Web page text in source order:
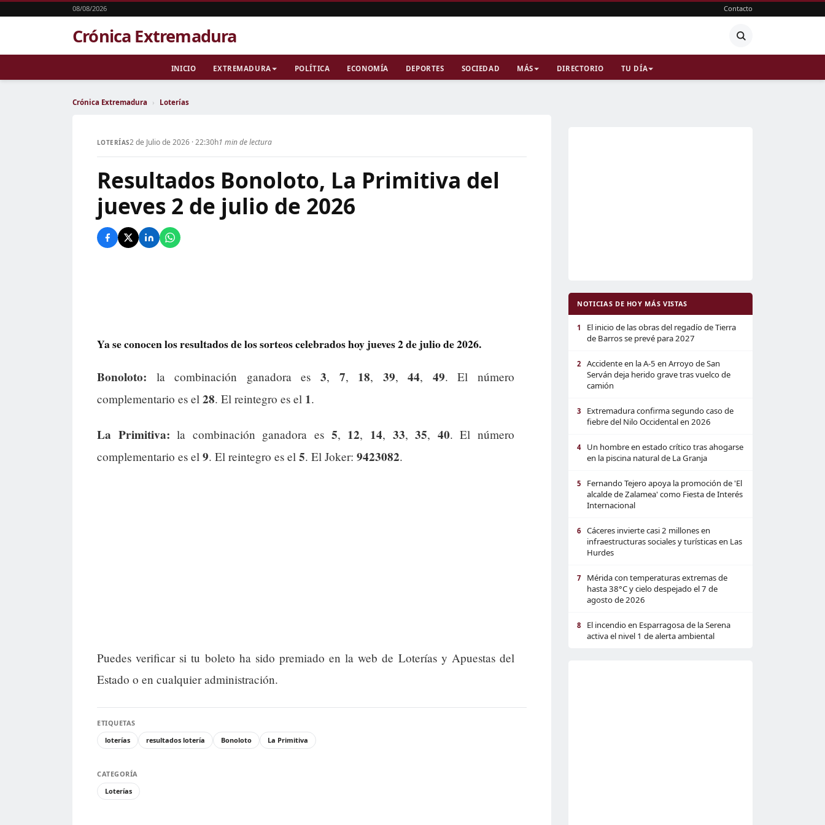
08/08/2026 Contacto
Crónica Extremadura
INICIO EXTREMADURA POLÍTICA ECONOMÍA DEPORTES SOCIEDAD MÁS DIRECTORIO TU DÍA
Crónica Extremadura › Loterías
LOTERÍAS2 de Julio de 2026 · 22:30h1 min de lectura
Resultados Bonoloto, La Primitiva del
jueves 2 de julio de 2026
Ya se conocen los resultados de los sorteos celebrados hoy jueves 2 de julio de 2026.
Bonoloto: la combinación ganadora es 3, 7, 18, 39,44, 49. El número
complementario es el 28. El reintegro es el 1.
La Primitiva: la combinación ganadora es 5, 12, 14, 33,35, 40. El número
complementario es el 9. El reintegro es el 5. El Joker: 9423082.
Puedes verificar si tu boleto ha sido premiado en la web de Loterías y Apuestas del
Estado o en cualquier administración.
ETIQUETAS
loterías
resultados lotería Bonoloto La Primitiva
CATEGORÍA
Loterías
NOTICIAS DE HOY MÁS VISTAS
1
El inicio de las obras del regadío de Tierra
de Barros se prevé para 2027
2
Accidente en la A-5 en Arroyo de San
Serván deja herido grave tras vuelco de
camión
3
Extremadura confirma segundo caso de
fiebre del Nilo Occidental en 2026
4
Un hombre en estado crítico tras ahogarse
en la piscina natural de La Granja
5
Fernando Tejero apoya la promoción de 'El
alcalde de Zalamea' como Fiesta de Interés
Internacional
6
Cáceres invierte casi 2 millones en
infraestructuras sociales y turísticas en Las
Hurdes
7
Mérida con temperaturas extremas de
hasta 38°C y cielo despejado el 7 de
agosto de 2026
8
El incendio en Esparragosa de la Serena
activa el nivel 1 de alerta ambiental